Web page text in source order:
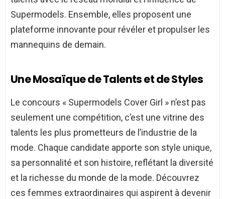
Supermodels. Ensemble, elles proposent une
plateforme innovante pour révéler et propulser les
mannequins de demain.
Une Mosaïque de Talents et de Styles
Le concours « Supermodels Cover Girl » n’est pas
seulement une compétition, c’est une vitrine des
talents les plus prometteurs de l’industrie de la
mode. Chaque candidate apporte son style unique,
sa personnalité et son histoire, reflétant la diversité
et la richesse du monde de la mode. Découvrez
ces femmes extraordinaires qui aspirent à devenir